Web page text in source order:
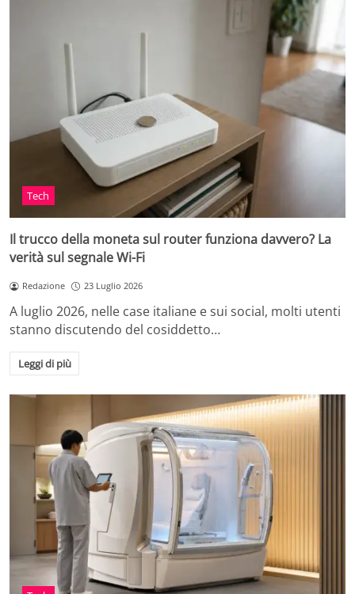
Tech
Il trucco della moneta sul router funziona davvero? La
verità sul segnale Wi-Fi
Redazione 23 Luglio 2026
A luglio 2026, nelle case italiane e sui social, molti utenti
stanno discutendo del cosiddetto…
Leggi di più